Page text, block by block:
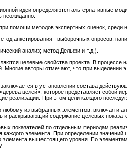
идеи определяются альтернативные
неожиданно.
помощи методов экспертных оценок,
анкетирования - выборочных опросов;
анализ; метод Дельфи и т.д.).
целевые свойства проекта. В
авторы отмечают, что при выделении
в установлении состава
целей», которое представляет
реализации. При этом цели каждого
из выбранных элементов, включая и
и раскрывающий содержание целевых
показателей по отдельным периодам
элемента. При определении
элемента вышестоящего уровня. По